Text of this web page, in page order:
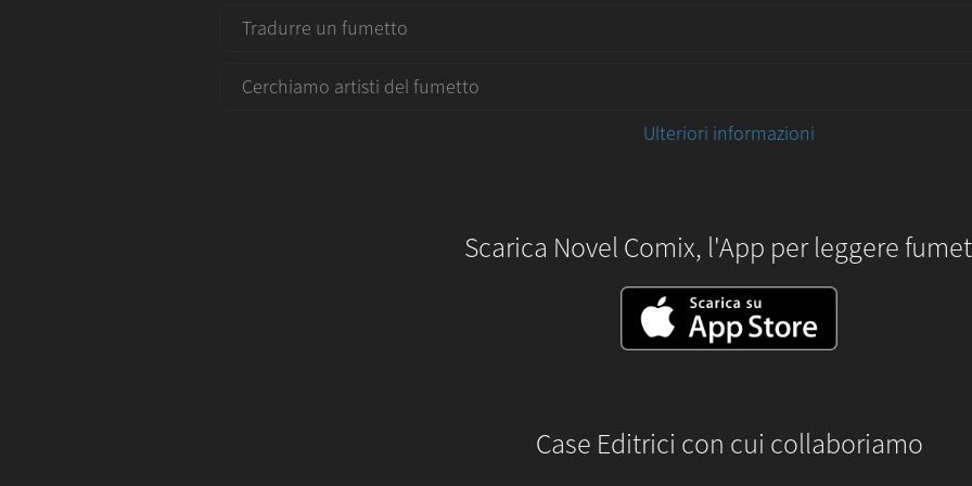
Tradurre un fumetto
Cerchiamo artisti del fumetto
Ulteriori informazioni
Scarica Novel Comix, l'App per leggere
Case Editrici con cui collaboriamo